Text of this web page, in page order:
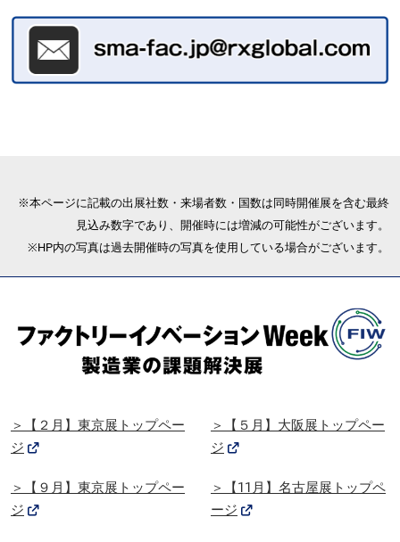
※本ページに記載の出展社数・来場者数・国数は同時開催展を含む最終
見込み数字であり、開催時には増減の可能性がございます。
※HP内の写真は過去開催時の写真を使用している場合がございます。
＞【２月】東京展トップペー
ジ
＞【５月】大阪展トップペー
ジ
＞【９月】東京展トップペー
ジ
＞【11月】名古屋展トップペ
ージ